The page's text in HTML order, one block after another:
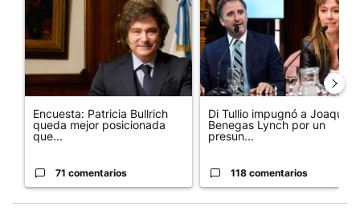
Encuesta: Patricia Bullrich
queda mejor posicionada
que...
71 comentarios
Di Tullio impugnó a Joaquín
Benegas Lynch por un
presun...
118 comentarios